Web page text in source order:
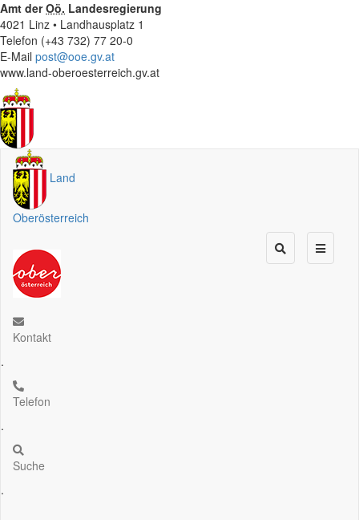
Amt derOö. Landesregierung
4021 Linz • Landhausplatz 1
Telefon (+43 732) 77 20-0
E-Mail post@ooe.gv.at
www.land-oberoesterreich.gv.at
Land
Oberösterreich
Kontakt
.
Telefon
.
Suche
.